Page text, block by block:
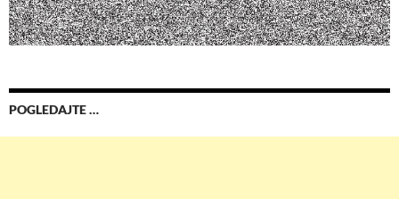
POGLEDAJTE …